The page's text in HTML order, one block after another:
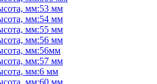
мм:53 мм
мм:54 мм
мм:55 мм
мм:56 мм
мм:56мм
мм:57 мм
мм:6 мм
мм:60 мм